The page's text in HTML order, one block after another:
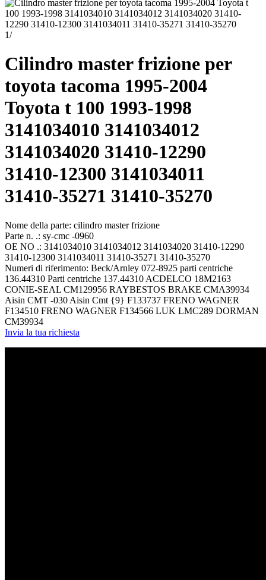
1/
Cilindro master frizione per
toyota tacoma 1995-2004
Toyota t 100 1993-1998
3141034010 3141034012
3141034020 31410-12290
31410-12300 3141034011
31410-35271 31410-35270
Nome della parte: cilindro master frizione
Parte n. .: sy-cmc -0960
OE NO .: 3141034010 3141034012 3141034020 31410-12290
31410-12300 3141034011 31410-35271 31410-35270
Numeri di riferimento: Beck/Arnley 072-8925 parti centriche
136.44310 Parti centriche 137.44310 ACDELCO 18M2163
CONIE-SEAL CM129956 RAYBESTOS BRAKE CMA39934
Aisin CMT -030 Aisin Cmt {9} F133737 FRENO WAGNER
F134510 FRENO WAGNER F134566 LUK LMC289 DORMAN
CM39934
Invia la tua richiesta